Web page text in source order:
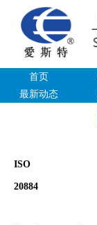
首页
最新动态
ISO
20884